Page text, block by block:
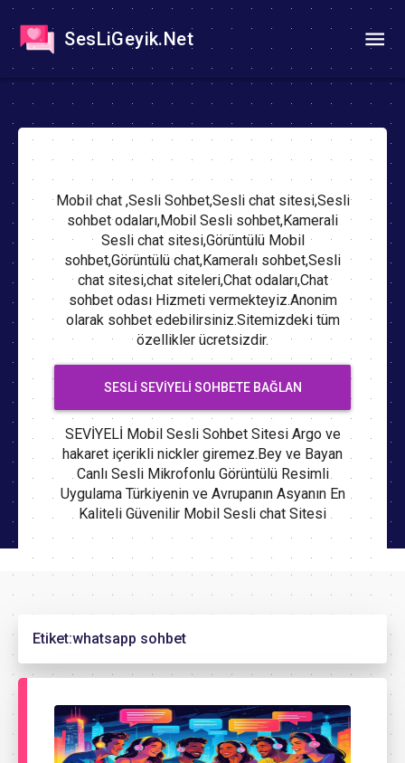
SesLiGeyik.Net
Mobil chat ,Sesli Sohbet,Sesli chat sitesi,Sesli
sohbet odaları,Mobil Sesli sohbet,Kamerali
Sesli chat sitesi,Görüntülü Mobil
sohbet,Görüntülü chat,Kameralı sohbet,Sesli
chat sitesi,chat siteleri,Chat odaları,Chat
sohbet odası Hizmeti vermekteyiz.Anonim
olarak sohbet edebilirsiniz.Sitemizdeki tüm
özellikler ücretsizdir.
SESLI SEVIYELI SOHBETE BAĞLAN
SEVİYELİ Mobil Sesli Sohbet Sitesi Argo ve
hakaret içerikli nickler giremez.Bey ve Bayan
Canlı Sesli Mikrofonlu Görüntülü Resimli
Uygulama Türkiyenin ve Avrupanın Asyanın En
Kaliteli Güvenilir Mobil Sesli chat Sitesi
Etiket:whatsapp sohbet